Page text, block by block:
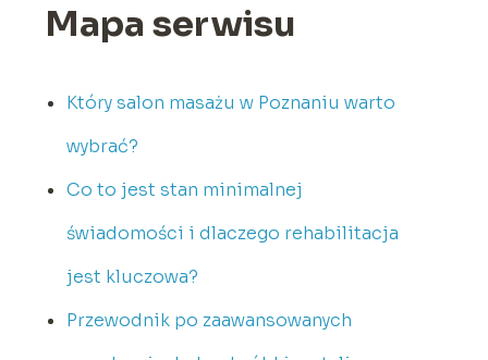
Mapa serwisu
Który salon masażu w Poznaniu warto
wybrać?
Co to jest stan minimalnej
świadomości i dlaczego rehabilitacja
jest kluczowa?
Przewodnik po zaawansowanych